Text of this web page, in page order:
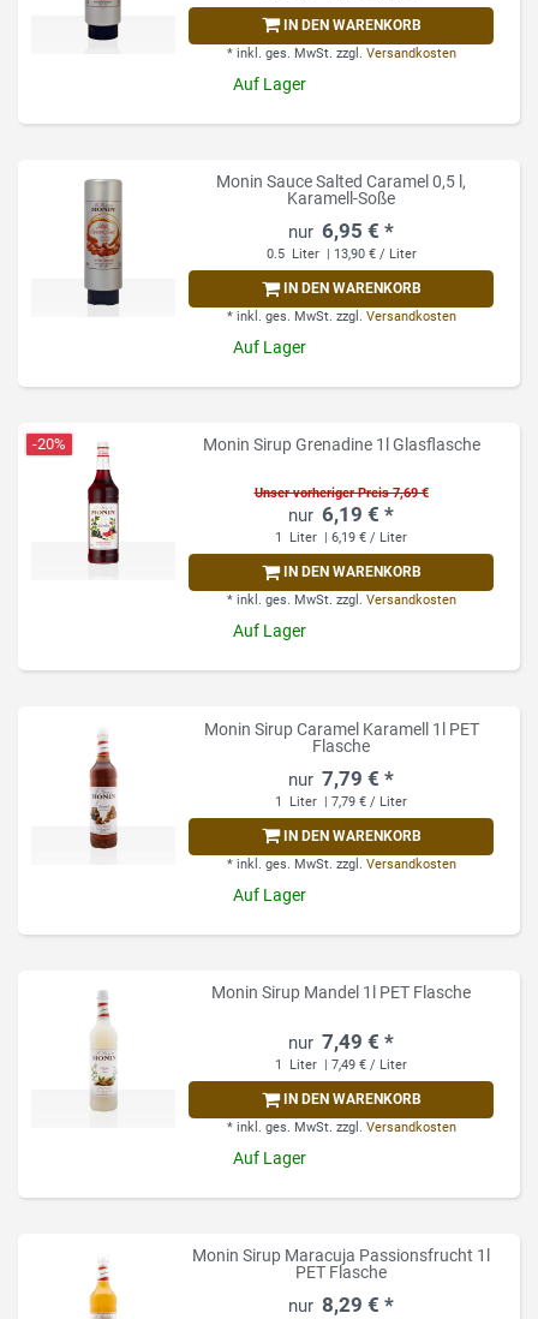
IN DEN WARENKORB
* inkl. ges. MwSt. zzgl. Versandkosten
Auf Lager
Monin Sauce Salted Caramel 0,5 l,
Karamell-Soße
6,95 € *
0.5 Liter | 13,90 € / Liter
IN DEN WARENKORB
* inkl. ges. MwSt. zzgl. Versandkosten
Auf Lager
-20% Monin Sirup Grenadine 1l Glasflasche
Unser vorheriger Preis 7,69 €
6,19 € *
1 Liter | 6,19 € / Liter
IN DEN WARENKORB
* inkl. ges. MwSt. zzgl. Versandkosten
Auf Lager
Monin Sirup Caramel Karamell 1l PET
Flasche
7,79 € *
1 Liter | 7,79 € / Liter
IN DEN WARENKORB
* inkl. ges. MwSt. zzgl. Versandkosten
Auf Lager
Monin Sirup Mandel 1l PET Flasche
7,49 € *
1 Liter | 7,49 € / Liter
IN DEN WARENKORB
* inkl. ges. MwSt. zzgl. Versandkosten
Auf Lager
Monin Sirup Maracuja Passionsfrucht 1l
PET Flasche
8,29 € *